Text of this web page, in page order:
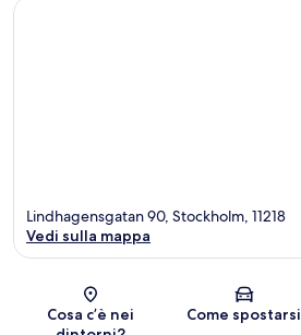
Mappa
Lindhagensgatan 90, Stockholm, 11218
Vedi sulla mappa
Cosa c’è nei
Come spostarsi